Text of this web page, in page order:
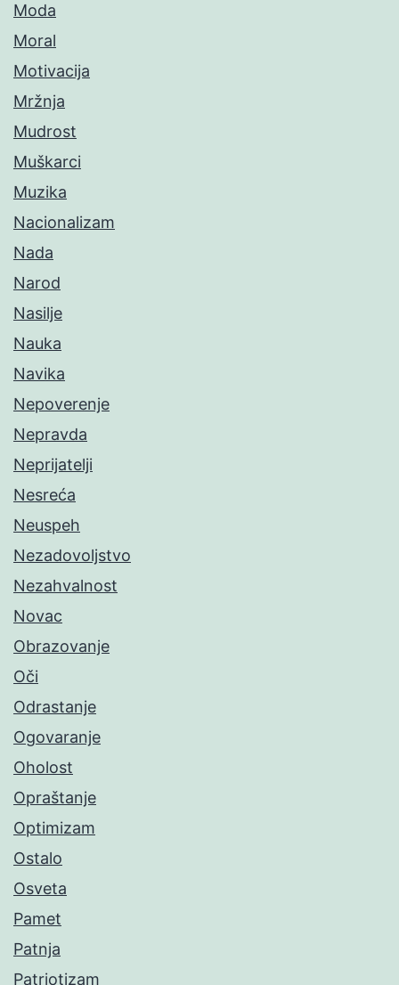
Moda
Moral
Motivacija
Mržnja
Mudrost
Muškarci
Muzika
Nacionalizam
Nada
Narod
Nasilje
Nauka
Navika
Nepoverenje
Nepravda
Neprijatelji
Nesreća
Neuspeh
Nezadovoljstvo
Nezahvalnost
Novac
Obrazovanje
Oči
Odrastanje
Ogovaranje
Oholost
Opraštanje
Optimizam
Ostalo
Osveta
Pamet
Patnja
Patriotizam